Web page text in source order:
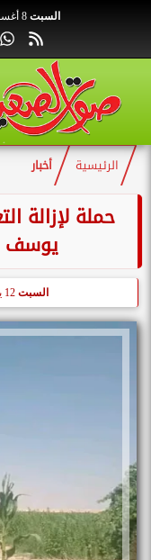
السبت 8 أغسطس 2026
الرئيسية أخبار
حملة لإزالة
يوسف
السبت 12 يوليو 2025